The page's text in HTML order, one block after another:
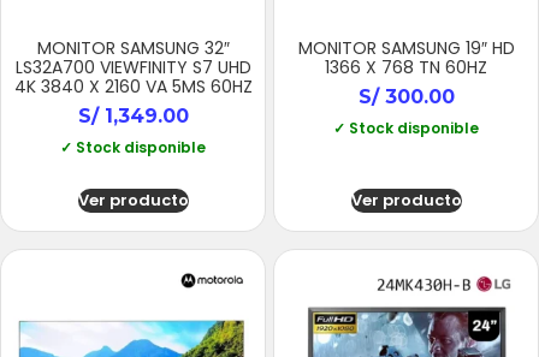
MONITOR SAMSUNG 32″
LS32A700 VIEWFINITY S7 UHD
4K 3840 X 2160 VA 5MS 60HZ
S/1,349.00
✓ Stock disponible
Ver producto
MONITOR SAMSUNG 19″ HD
1366 X 768 TN 60HZ
S/300.00
✓ Stock disponible
Ver producto